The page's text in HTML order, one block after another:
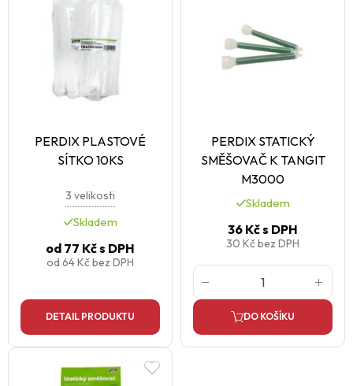
PERDIX PLASTOVÉ
SÍTKO 10KS
3 velikosti
Skladem
od 77 Kčs DPH
od 64 Kčbez DPH
DETAIL PRODUKTU
PERDIX STATICKÝ
SMĚŠOVAČ K TANGIT
M3000
Skladem
36 Kčs DPH
30 Kčbez DPH
DO KOŠÍKU